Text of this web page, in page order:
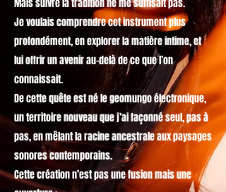
Mais suivre la tradition ne me suffisait pas.
Je voulais comprendre cet instrument plus
profondément, en explorer la matière intime, et
lui offrir un avenir au-delà de ce que l’on
connaissait.
De cette quête est né le geomungo électronique,
un territoire nouveau que j’ai façonné seul, pas à
pas, en mêlant la racine ancestrale aux paysages
sonores contemporains.
Cette création n’est pas une fusion mais une